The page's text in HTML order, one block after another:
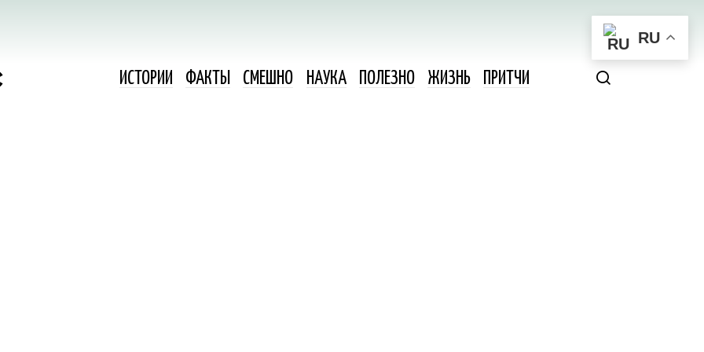
ИСТОРИИ ФАКТЫ СМЕШНО НАУКА ПОЛЕЗНО ЖИЗНЬ ПРИТЧИ
RU